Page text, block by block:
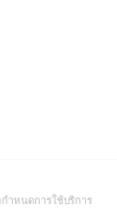
ำหนดการใช้บริการ(Open